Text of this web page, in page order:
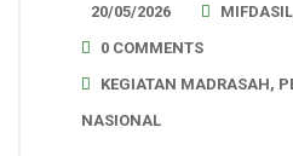
20/05/2026
0 COMMENTS
KEGIATAN MADRASAH,
NASIONAL